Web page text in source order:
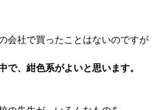
会社で買ったことはないのですが
で、紺色系がよいと思います。